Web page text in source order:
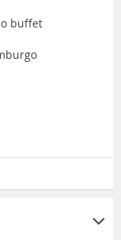
buffet